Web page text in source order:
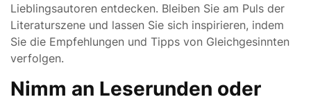
Lieblingsautoren entdecken. Bleiben Sie am Puls der
Literaturszene und lassen Sie sich inspirieren, indem
Sie die Empfehlungen und Tipps von Gleichgesinnten
verfolgen.
Nimm an Leserunden oder